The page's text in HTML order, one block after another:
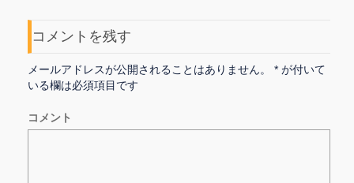
コメントを残す
メールアドレスが公開されることはありません。 * が付いて
いる欄は必須項目です
コメント